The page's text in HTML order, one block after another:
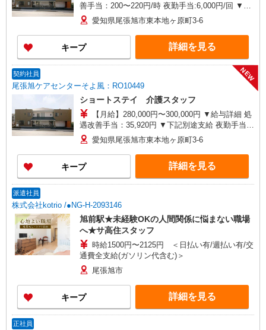
善手当：200〜220円/時 夜勤手当:6,000円/回 ▼下
記別途支給 通勤手当 年末年始手当：380円/時 昇
給あり：年1回（4月） 寸志あり：年2回（6月・12
月） ※業績による ※処遇改善手当は試用期間中(3
ヶ月)は支給なし
愛知県尾張旭市東本地ヶ原町3-6
キープ 詳細を見る
契約社員
尾張旭ケアセンターそよ風：RO10449
NEW
ショートステイ 介護スタッフ
【月給】280,000円〜300,000円 ▼給与詳細 処
遇改善手当：35,920円 ▼下記別途支給 夜勤手当：
6,000円（1回） 通勤手当 年末年始手当：380円/時
寸志あり：年2回（6月・12月） ※業績による 特
別報酬：平均34.1万円（最高額135万円） ※2025
年6月支給実績 ※処遇改善手当は試用期間中(3ヶ
月)は支給なし
愛知県尾張旭市東本地ヶ原町3-6
キープ 詳細を見る
派遣社員
株式会社kotrio /●NG-H-2093146
旭前駅★未経験OKの人間関係に悩まない職場
へ★サ高住スタッフ
時給1500円〜2125円 ＜日払い有/週払い有/交
通費全支給(ガソリン代含む)＞
尾張旭市
キープ 詳細を見る
正社員